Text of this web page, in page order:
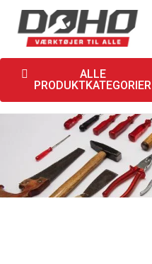
ALLE
PRODUKTKATEGORIER